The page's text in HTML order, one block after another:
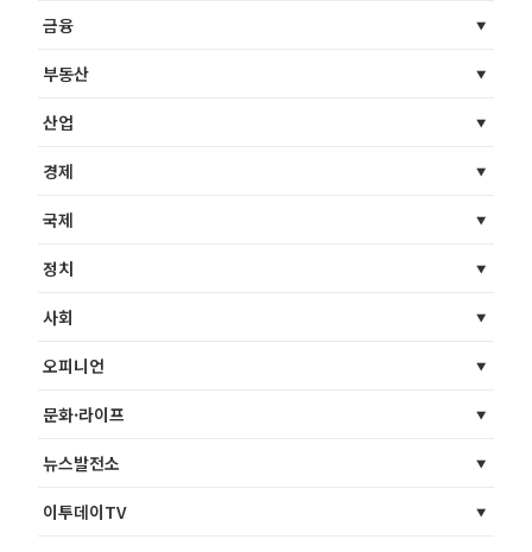
금융
부동산
산업
경제
국제
정치
사회
오피니언
문화·라이프
뉴스발전소
이투데이TV